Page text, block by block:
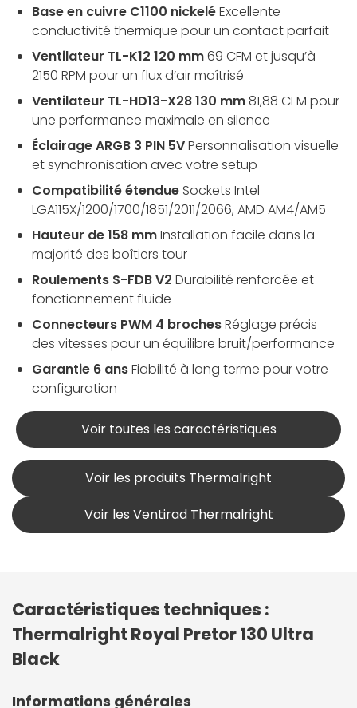
Base en cuivre C1100 nickeléExcellente
conductivité thermique pour un contact parfait
Ventilateur TL-K12 120 mm69 CFM et jusqu’à
2150 RPM pour un flux d’air maîtrisé
Ventilateur TL-HD13-X28 130 mm81,88 CFM pour
une performance maximale en silence
Éclairage ARGB 3 PIN 5VPersonnalisation visuelle
et synchronisation avec votre setup
Compatibilité étendue Sockets Intel
LGA115X/1200/1700/1851/2011/2066, AMD AM4/AM5
Hauteur de 158 mmInstallation facile dans la
majorité des boîtiers tour
Roulements S-FDB V2 Durabilité renforcée et
fonctionnement fluide
Connecteurs PWM 4 brochesRéglage précis
des vitesses pour un équilibre bruit/performance
Garantie 6 ansFiabilité à long terme pour votre
configuration
Voir toutes les caractéristiques
Voir les produits Thermalright
Voir les Ventirad Thermalright
Caractéristiques techniques :
Thermalright Royal Pretor 130 Ultra
Black
Informations générales